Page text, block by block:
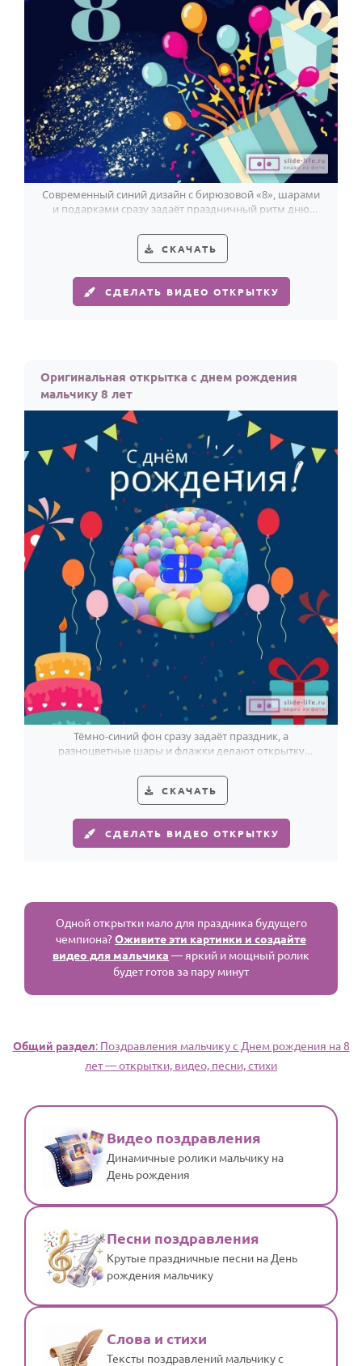
Современный синий дизайн с бирюзовой «8», шарами
и подарками сразу задаёт праздничный ритм дню
СКАЧАТЬ
СДЕЛАТЬ ВИДЕО ОТКРЫТКУ
Оригинальная открытка с днем рождения
мальчику 8 лет
Тёмно-синий фон сразу задаёт праздник, а
разноцветные шары и флажки делают открытку
СКАЧАТЬ
СДЕЛАТЬ ВИДЕО ОТКРЫТКУ
Одной открытки мало для праздника будущего
чемпиона?Оживите эти картинки и создайте
видео для мальчика — яркий и мощный ролик
будет готов за пару минут
Общий раздел: Поздравления мальчику c Днем рождения на 8
лет — открытки, видео, песни, стихи
Видео поздравления
Динамичные ролики мальчику на
День рождения
Песни поздравления
Крутые праздничные песни на День
рождения мальчику
Слова и стихи
Тексты поздравлений мальчику с